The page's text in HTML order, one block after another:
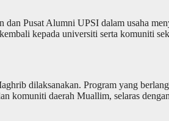
Pusat Alumni UPSI dalam usaha
kepada universiti serta komuniti
dilaksanakan. Program yang
daerah Muallim, selaras